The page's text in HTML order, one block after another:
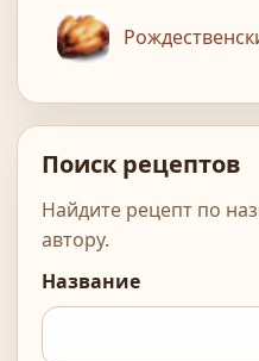
Поиск рецептов
Найдите рецепт по
автору.
Название